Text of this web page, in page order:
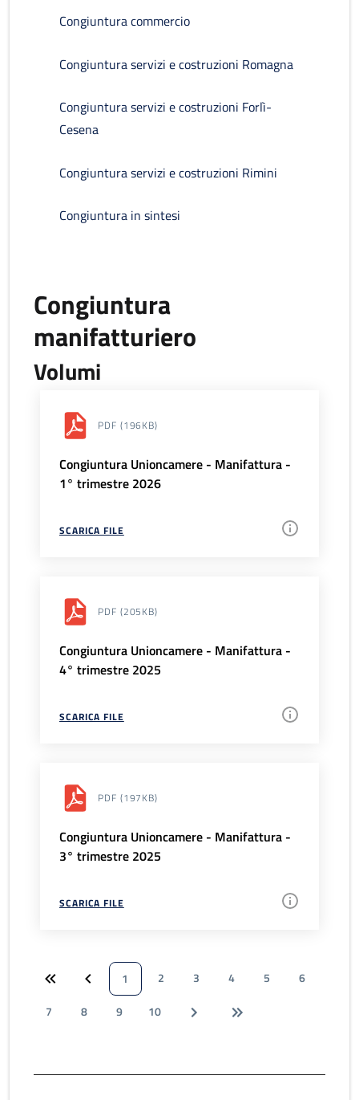
Congiuntura commercio
Congiuntura servizi e costruzioni Romagna
Congiuntura servizi e costruzioni Forlì-
Cesena
Congiuntura servizi e costruzioni Rimini
Congiuntura in sintesi
Congiuntura
manifatturiero
Volumi
PDF (196KB)
Congiuntura Unioncamere - Manifattura -
1° trimestre 2026
SCARICA FILE
PDF (205KB)
Congiuntura Unioncamere - Manifattura -
4° trimestre 2025
SCARICA FILE
PDF (197KB)
Congiuntura Unioncamere - Manifattura -
3° trimestre 2025
SCARICA FILE
1 2 3 4 5
6
7
8 9 10